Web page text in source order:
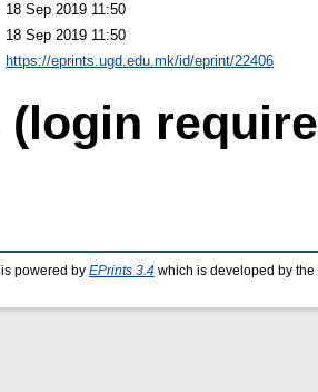
18 Sep 2019 11:50
18 Sep 2019 11:50
https://eprints.ugd.edu.mk/id/eprint/22406
powered by EPrints 3.4 which is developed by the